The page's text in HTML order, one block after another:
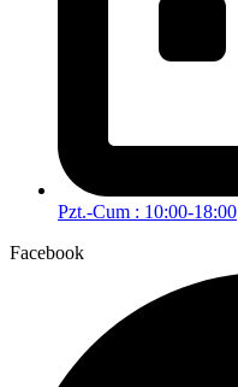
Pzt.-Cum : 10:00-18:00
Facebook